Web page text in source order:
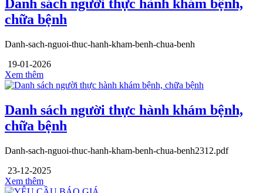
Danh sách người thực hành khám bệnh,
chữa bệnh
Danh-sach-nguoi-thuc-hanh-kham-benh-chua-benh
19-01-2026
Xem thêm
Danh sách người thực hành khám bệnh,
chữa bệnh
Danh-sach-nguoi-thuc-hanh-kham-benh-chua-benh2312.pdf
23-12-2025
Xem thêm